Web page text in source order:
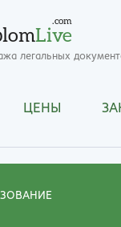
Live
.com
легальных
ЦЕНЫ